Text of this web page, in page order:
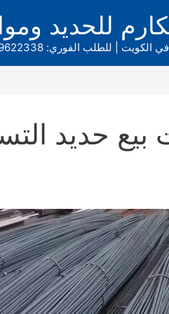
للحديد
| للطلب الفوري: 69622338 965+
بيع حديد